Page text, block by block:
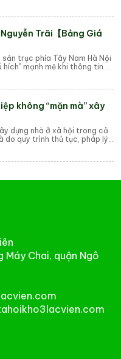
Trãi【Bảng Giá
trục phía Tây Nam Hà Nội
mạnh mẽ khi thông tin về
không “mặn mà” xây
dựng nhà ở xã hội trong cả
do quy trình thủ tục, pháp lý
Máy Chai, quận Ngô